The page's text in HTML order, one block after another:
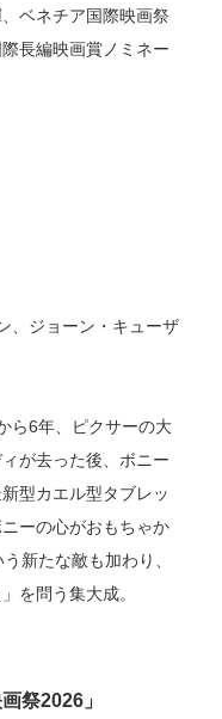
ベネチア国際映画祭
長編映画賞ノミネー
、ジョーン・キューザ
ら6年、ピクサーの大
が去った後、ボニー
型カエル型タブレッ
ーの心がおもちゃか
新たな敵も加わり、
を問う集大成。
祭2026 」